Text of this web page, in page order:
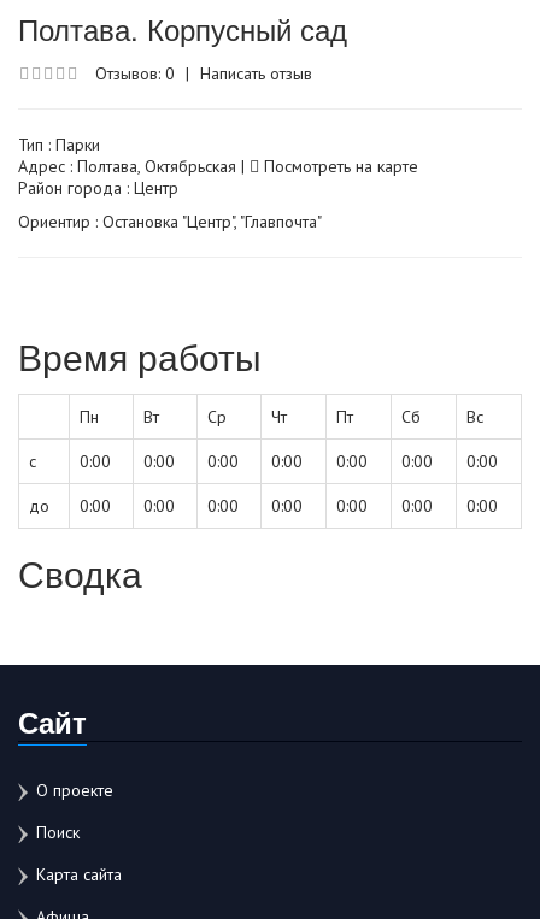
Полтава. Корпусный сад
Отзывов: 0 | Написать отзыв
Тип : Парки
Адрес : Полтава, Октябрьская |
Посмотреть на карте
Район города : Центр
Ориентир : Остановка "Центр", "Главпочта"
Время работы
Пн Вт Ср Чт Пт Сб Вс
с 0:00 0:00 0:00 0:00 0:00 0:00 0:00
до 0:00 0:00 0:00 0:00 0:00 0:00 0:00
Сводка
Сайт
О проекте
Поиск
Карта сайта